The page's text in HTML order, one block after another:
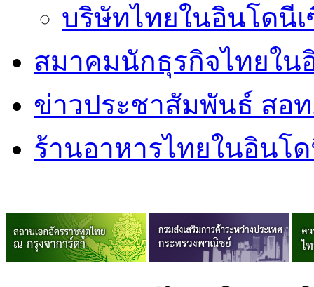
บริษัทไทยในอินโดนี
สมาคมนักธุรกิจไทยใน
ข่าวประชาสัมพันธ์ สอ
ร้านอาหารไทยในอินโ